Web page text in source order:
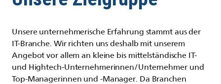
Unsere unternehmerische Erfahrung stammt aus der
IT-Branche. Wir richten uns deshalb mit unserem
Angebot vor allem an kleine bis mittelständische IT-
und Hightech-Unternehmerinnen/Unternehmer und
Top-Managerinnen und -Manager. Da Branchen